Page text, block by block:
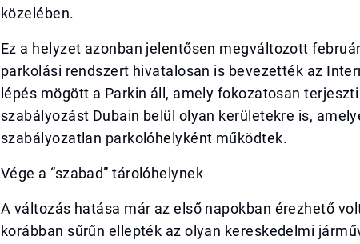
közelében.
Ez a helyzet azonban jelentősen megváltozott
parkolási rendszert hivatalosan is bevezették az
lépés mögött a Parkin áll, amely fokozatosan
szabályozást Dubain belül olyan kerületekre is,
szabályozatlan parkolóhelyként működtek.
Vége a “szabad” tárolóhelynek
A változás hatása már az első napokban érezhető
korábban sűrűn ellepték az olyan kereskedelmi